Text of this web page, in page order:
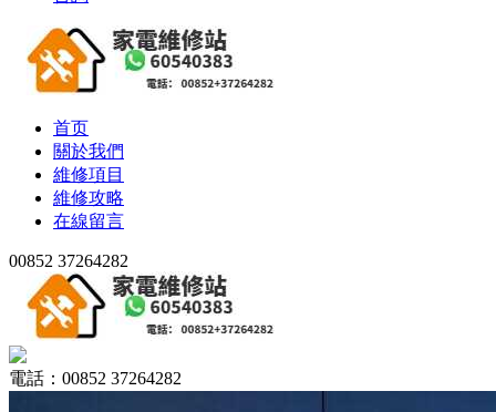
首页
關於我們
維修項目
維修攻略
在線留言
00852 37264282
電話：00852 37264282